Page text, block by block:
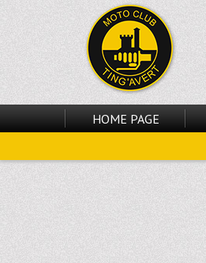
HOME PAGE